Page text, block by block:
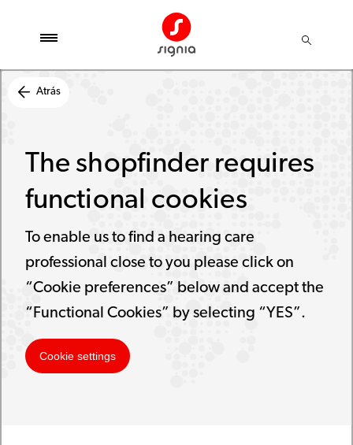
Atrás
The shopfinder requires
functional cookies
To enable us to find a hearing care
professional close to you please click on
“Cookie preferences” below and accept the
“Functional Cookies” by selecting “YES”.
Cookie settings